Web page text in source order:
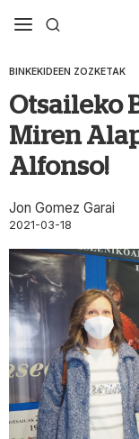
BINKEKIDEEN ZOZKETAK
Otsaileko
Miren
Alfonso!
Jon Gomez Garai
2021-03-18